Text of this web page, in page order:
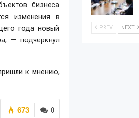
бизнеса
изменения в
года новый
— подчеркнул
к мнению,
0
673
PREV NEXT